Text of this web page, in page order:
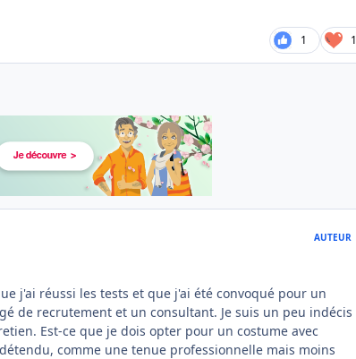
1 1
AUTEUR
j'ai réussi les tests et que j'ai été convoqué pour un
de recrutement et un consultant. Je suis un peu indécis
Est-ce que je dois opter pour un costume avec
comme une tenue professionnelle mais moins